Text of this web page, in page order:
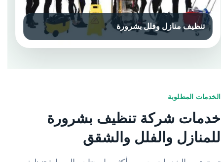
الخدمات المطلوبة
خدمات شركة تنظيف بشرورة
للمنازل والفلل والشقق